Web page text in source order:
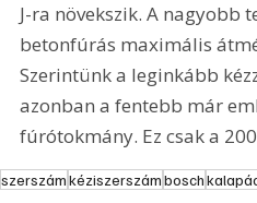
J-ra növekszik. A nagyobb
betonfúrás maximális
Szerintünk a leginkább
azonban a fentebb már
fúrótokmány. Ez csak a
szerszámkéziszerszámbosch